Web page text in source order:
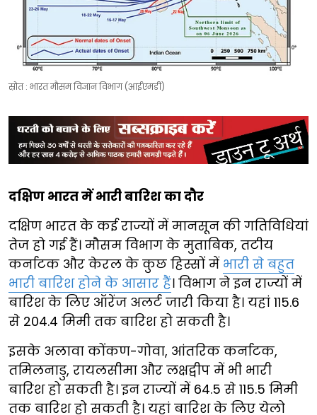
स्रोत : भारत मौसम विज्ञान विभाग (आईएमडी)
दक्षिण भारत में भारी बारिश का दौर
दक्षिण भारत के कई राज्यों में मानसून की गतिविधियां
तेज हो गई हैं। मौसम विभाग के मुताबिक, तटीय
कर्नाटक और केरल के कुछ हिस्सों में भारी से बहुत
भारी बारिश होने के आसार हैं। विभाग ने इन राज्यों में
बारिश के लिए ऑरेंज अलर्ट जारी किया है। यहां 115.6
से 204.4 मिमी तक बारिश हो सकती है।
इसके अलावा कोंकण-गोवा, आंतरिक कर्नाटक,
तमिलनाडु, रायलसीमा और लक्षद्वीप में भी भारी
बारिश हो सकती है। इन राज्यों में 64.5 से 115.5 मिमी
तक बारिश हो सकती है। यहां बारिश के लिए येलो